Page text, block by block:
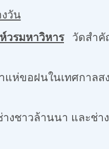
วัน
วรมหาวิหารวัดสำคัญ
ทศกาลสงกรา
และช่างจากก